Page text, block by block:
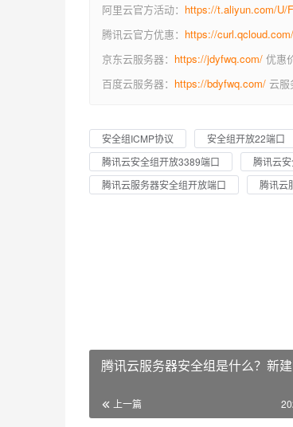
阿里云官方活动： https://t.aliyun.com/U/
腾讯云官方优惠： https://
京东云服务器： https://jdyfwq.com/ 优惠
百度云服务器： https://bdyfwq.com/ 云服
安全组ICMP协议 安全组开放22端口
腾讯云安全组开放3389端口
腾讯云
腾讯云服务器安全组开放端口
腾讯云
腾讯云服务器安全组是什么？新
上一篇